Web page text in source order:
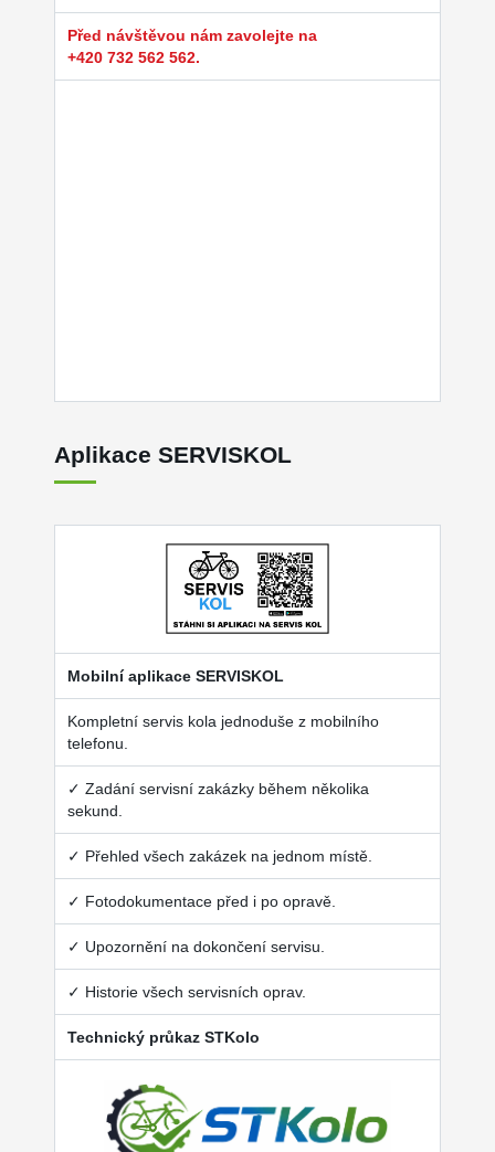
Před návštěvou nám zavolejte na
+420 732 562 562.
Aplikace SERVISKOL
Mobilní aplikace SERVISKOL
Kompletní servis kola jednoduše z mobilního
telefonu.
✓ Zadání servisní zakázky během několika
sekund.
✓ Přehled všech zakázek na jednom místě.
✓ Fotodokumentace před i po opravě.
✓ Upozornění na dokončení servisu.
✓ Historie všech servisních oprav.
Technický průkaz STKolo